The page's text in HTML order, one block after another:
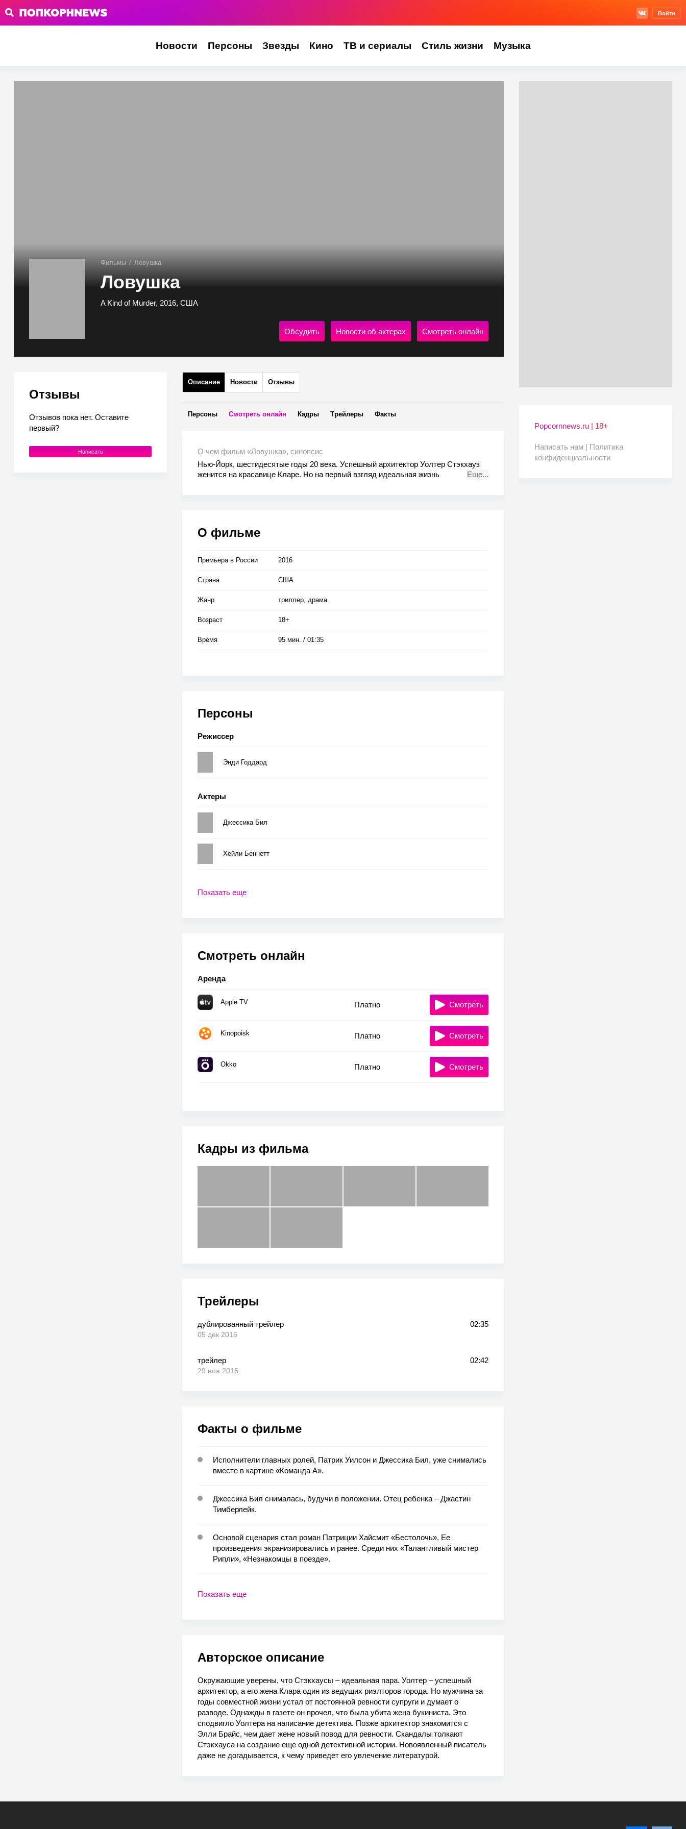
Войти
Новости Персоны Звезды Кино ТВ и сериалы Стиль жизни Музыка
Фильмы / Ловушка
Ловушка
A Kind of Murder, 2016, США
Обсудить Новости об актерах Смотреть онлайн
Отзывы
Отзывов пока нет. Оставите
первый?
Написать
Описание Новости Отзывы
Персоны Смотреть онлайн Кадры Трейлеры Факты
О чем фильм «Ловушка», синопсис
Нью-Йорк, шестидесятые годы 20 века. Успешный архитектор Уолтер Стэкхауз
женится на красавице Кларе. Но на первый взгляд идеальная жизнь
Еще...
О фильме
Премьера в Росcии 2016
Страна США
Жанр триллер, драма
Возраст 18+
Время 95 мин. / 01:35
Персоны
Режиссер
Энди Годдард
Актеры
Джессика Бил
Хейли Беннетт
Показать еще
Смотреть онлайн
Аренда
Apple TV Платно Смотреть
Kinopoisk Платно Смотреть
Okko Платно Смотреть
Кадры из фильма
Трейлеры
дублированный трейлер
05 дек 2016
02:35
трейлер
29 ноя 2016
02:42
Факты о фильме
Исполнители главных ролей, Патрик Уилсон и Джессика Бил, уже снимались
вместе в картине «Команда А».
Джессика Бил снималась, будучи в положении. Отец ребенка – Джастин
Тимберлейк.
Основой сценария стал роман Патриции Хайсмит «Бестолочь». Ее
произведения экранизировались и ранее. Среди них «Талантливый мистер
Рипли», «Незнакомцы в поезде».
Показать еще
Авторское описание
Окружающие уверены, что Стэкхаусы – идеальная пара. Уолтер – успешный
архитектор, а его жена Клара один из ведущих риэлторов города. Но мужчина за
годы совместной жизни устал от постоянной ревности супруги и думает о
разводе. Однажды в газете он прочел, что была убита жена букиниста. Это
сподвигло Уолтера на написание детектива. Позже архитектор знакомится с
Элли Брайс, чем дает жене новый повод для ревности. Скандалы толкают
Стэкхауса на создание еще одной детективной истории. Новоявленный писатель
даже не догадывается, к чему приведет его увлечение литературой.
Popcornnews.ru | 18+
Написать нам | Политика
конфиденциальности